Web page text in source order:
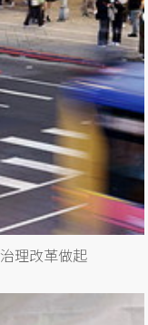
理改革做起